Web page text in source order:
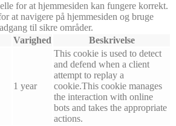
for at hjemmesiden kan fungere korrekt.
at navigere på hjemmesiden og bruge
til sikre områder.
Varighed Beskrivelse
1 year
This cookie is used to detect
and defend when a client
attempt to replay a
cookie.This cookie manages
the interaction with online
bots and takes the appropriate
actions.